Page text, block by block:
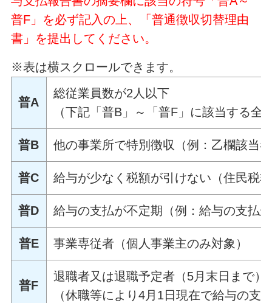
普F」を必ず記入の上、「普通徴収切替理由
書」を提出してください。
※表は横スクロールできます。
普A
総従業員数が2人以下
（下記「普B」～「普F」に該当する
普B 他の事業所で特別徴収（例：乙欄該当
普C 給与が少なく税額が引けない（住民税
普D 給与の支払が不定期（例：給与の支払
普E 事業専従者（個人事業主のみ対象）
普F
退職者又は退職予定者（5月末日まで）
（休職等により4月1日現在で給与の支